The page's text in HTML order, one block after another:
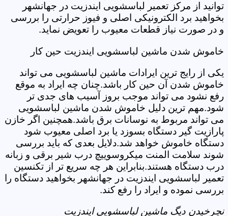
توانید از مرکز تعمیر لباسشویی ایندزیت در جهانشهر
بخواهید برد الکترونیکی اصلی و فیوز حرارتی را بررسی
و در صورت نیاز قطعات معیوب را تعویض نماید.
خاموش شدن ماشین لباسشویی ایندزیت حین کار
یکی از رایج ترین ایرادات ماشین لباسشویی می تواند
خاموش شدن آن حین کار باشد.چنان چه ایراد به موقع
رفع نشود می تواند موجب بروز آسیب های جدی تر
شود.مهم ترین دلیل خاموش شدن ماشین لباسشویی
می تواند مربوط به نوسانات برق باشد.همچنین اگر خازن
پارازیت گیر دستگاه بسوزد یا برد اصلی معیوب شود
دستگاه خاموش خواهد شد.دلایل بعدی که باید بررسی
شوند سلامت المنت میکروسوییچ درب شیر برقی و زبانه
درب دستگاه هستند.بنابراین هر چه سریع تر از تکنسین
تعمیر لباسشویی ایندزیت در جهانشهر بخواهید دستگاه را
بررسی نموده و ایراد را رفع کند.
نچرخیدن دیگ ماشین لباسشویی ایندزیت